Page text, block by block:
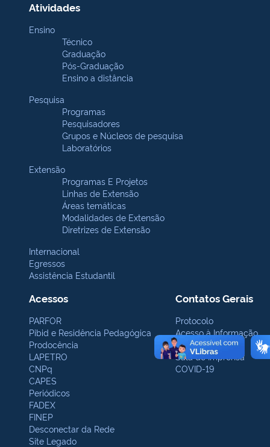
Atividades
Ensino
Técnico
Graduação
Pós-Graduação
Ensino a distância
Pesquisa
Programas
Pesquisadores
Grupos e Núcleos de pesquisa
Laboratórios
Extensão
Programas E Projetos
Linhas de Extensão
Áreas temáticas
Modalidades de Extensão
Diretrizes de Extensão
Internacional
Egressos
Assistência Estudantil
Acessos
PARFOR
Pibid e Residência Pedagógica
Prodocência
LAPETRO
CNPq
CAPES
Periódicos
FADEX
FINEP
Desconectar da Rede
Site Legado
Contatos Gerais
Protocolo
Acesso à Informação
Ouvidoria
Sala de Imprensa
COVID-19